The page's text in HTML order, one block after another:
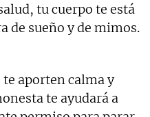
tu cuerpo te está
de sueño y de mimos.
te aporten calma y
te ayudará a